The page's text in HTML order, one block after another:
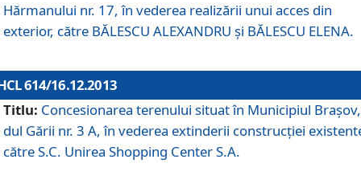
Hărmanului nr. 17, în vederea realizării unui acces din
exterior, către BĂLESCU ALEXANDRU şi BĂLESCU ELENA.
614/16.12.2013
Titlu: Concesionarea terenului situat în Municipiul
dul Gării nr. 3 A, în vederea extinderii construcţiei
către S.C. Unirea Shopping Center S.A.